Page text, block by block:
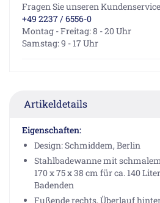
Fragen Sie unseren
+49 2237 / 6556-0
Montag - Freitag: 8 - 20 Uhr
Samstag: 9 - 17 Uhr
Artikeldetails
Eigenschaften:
Design: Schmiddem, Berlin
Stahlbadewanne mit
170 x 75 x 38 cm für ca. 140
Badenden
Fußende rechts, Überlauf